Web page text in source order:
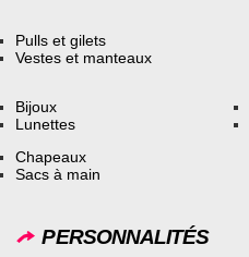
Pulls et gilets
Vestes et manteaux
Bijoux
Lunettes
Chapeaux
Sacs à main
PERSONNALITÉS